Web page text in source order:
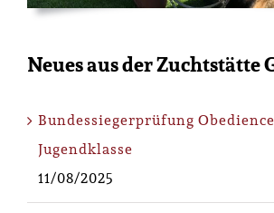
Neues aus der Zuchtstätte
Bundessiegerprüfung
Jugendklasse
11/08/2025